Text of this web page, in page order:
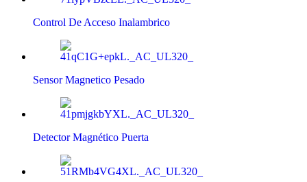
Control De Acceso Inalambrico
Sensor Magnetico Pesado
Detector Magnético Puerta